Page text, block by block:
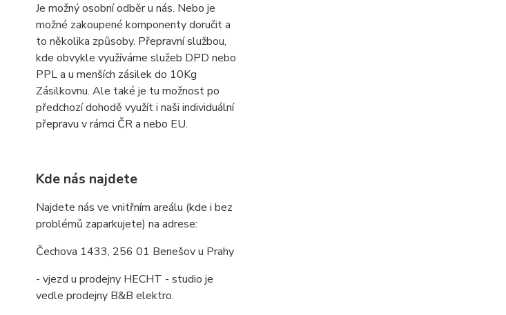
Je možný osobní odběr u nás. Nebo je
možné zakoupené komponenty doručit a
to několika způsoby. Přepravní službou,
kde obvykle využíváme služeb DPD nebo
PPL a u menších zásilek do 10Kg
Zásilkovnu. Ale také je tu možnost po
předchozí dohodě využít i naši individuální
přepravu v rámci ČR a nebo EU.
Kde nás najdete
Najdete nás ve vnitřním areálu (kde i bez
problémů zaparkujete) na adrese:
Čechova 1433, 256 01 Benešov u Prahy
- vjezd u prodejny HECHT - studio je
vedle prodejny B&B elektro.